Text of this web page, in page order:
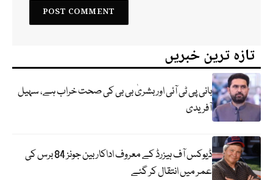
تازہ ترین خبریں
بانی پی ٹی آئی اور بشریٰ بی بی کی صحت خراب ہے، سہیل
آفریدی
ڈیوکس آف ہیزرڈ کے معروف اداکار بین جونز 84 برس کی
عمر میں انتقال کر گئے